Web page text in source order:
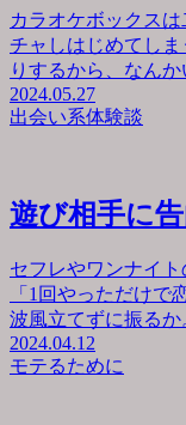
カラオケボックス
チャしはじめてし
りするから、なん
2024.05.27
出会い系体験談
遊び相手に
セフレやワンナイ
「1回やっただけ
波風立てずに振るか
2024.04.12
モテるために